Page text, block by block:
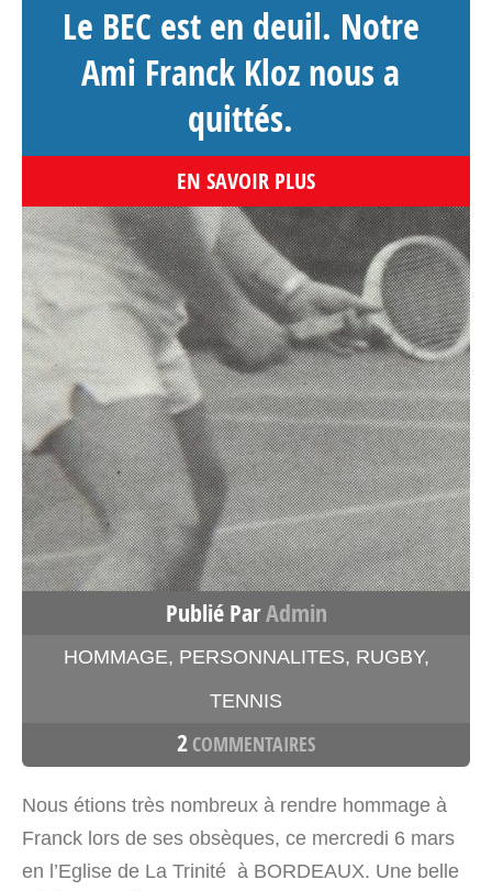
Le BEC est en deuil. Notre
Ami Franck Kloz nous a
quittés.
EN SAVOIR PLUS
Publié ParAdmin
HOMMAGE, PERSONNALITES, RUGBY,
TENNIS
2 COMMENTAIRES
Nous étions très nombreux à rendre hommage à
Franck lors de ses obsèques, ce mercredi 6 mars
en l’Eglise de La Trinité à BORDEAUX. Une belle